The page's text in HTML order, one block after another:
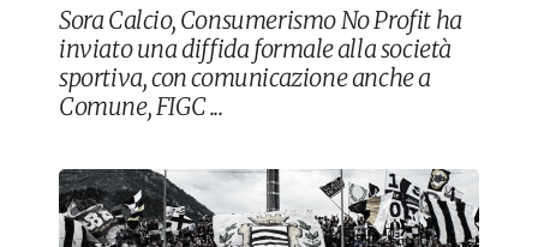
Sora Calcio, Consumerismo No Profit ha
inviato una diffida formale alla società
sportiva, con comunicazione anche a
Comune, FIGC ...